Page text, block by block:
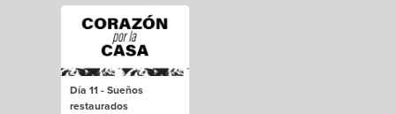
Día 11 - Sueños
restaurados